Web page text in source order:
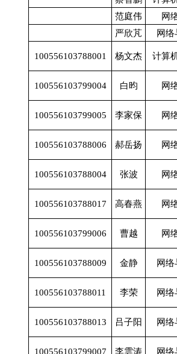
范庭伟
网
严欣芃
网
100556103788001 杨文杰 计算
100556103799004 白昀 网
100556103799005 李家保 网
100556103788006 郝岳扬 网
100556103788004 张波 网
100556103788017 高春燕 网
100556103799006 曹越 网
100556103788009 金静 网
100556103788011 李荣 网
100556103788013 吕子阳 网
100556103799007 李雲涛 网